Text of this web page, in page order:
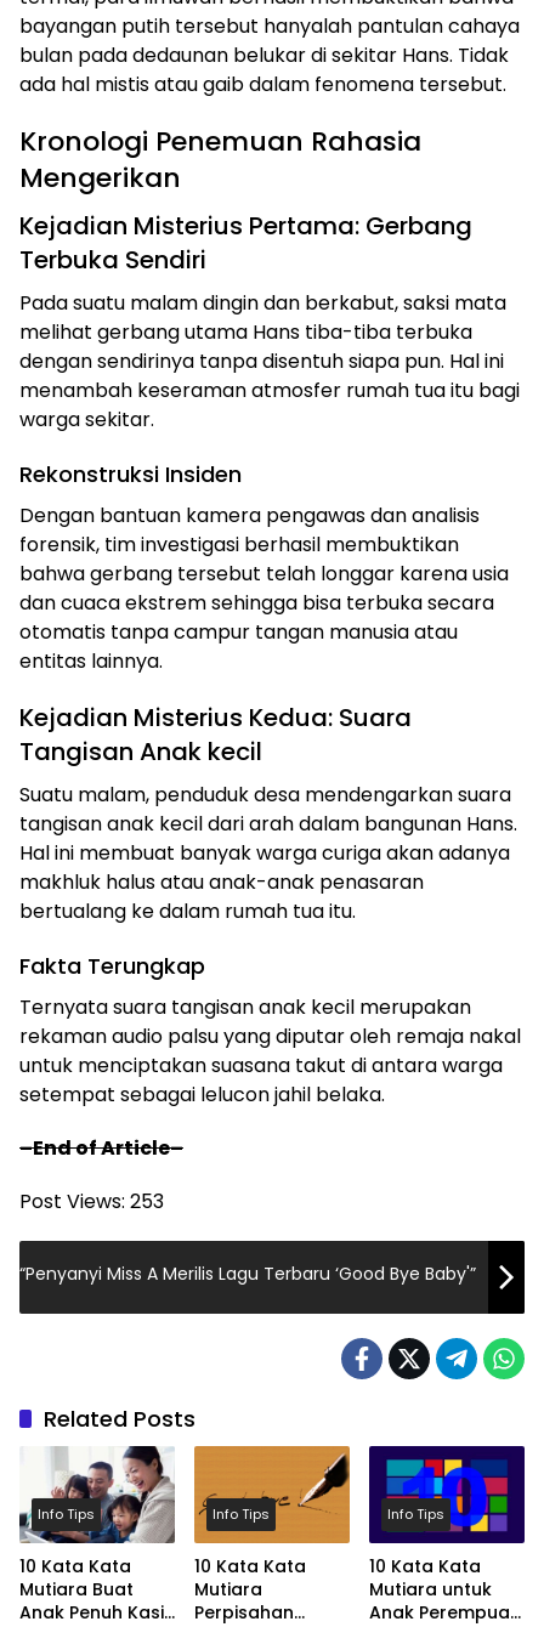
bayangan putih tersebut hanyalah pantulan cahaya
bulan pada dedaunan belukar di sekitar Hans. Tidak
ada hal mistis atau gaib dalam fenomena tersebut.
Kronologi Penemuan Rahasia
Mengerikan
Kejadian Misterius Pertama: Gerbang
Terbuka Sendiri
Pada suatu malam dingin dan berkabut, saksi mata
melihat gerbang utama Hans tiba-tiba terbuka
dengan sendirinya tanpa disentuh siapa pun. Hal ini
menambah keseraman atmosfer rumah tua itu bagi
warga sekitar.
Rekonstruksi Insiden
Dengan bantuan kamera pengawas dan analisis
forensik, tim investigasi berhasil membuktikan
bahwa gerbang tersebut telah longgar karena usia
dan cuaca ekstrem sehingga bisa terbuka secara
otomatis tanpa campur tangan manusia atau
entitas lainnya.
Kejadian Misterius Kedua: Suara
Tangisan Anak kecil
Suatu malam, penduduk desa mendengarkan suara
tangisan anak kecil dari arah dalam bangunan Hans.
Hal ini membuat banyak warga curiga akan adanya
makhluk halus atau anak-anak penasaran
bertualang ke dalam rumah tua itu.
Fakta Terungkap
Ternyata suara tangisan anak kecil merupakan
rekaman audio palsu yang diputar oleh remaja nakal
untuk menciptakan suasana takut di antara warga
setempat sebagai lelucon jahil belaka.
–End of Article–
Post Views: 253
“Penyanyi Miss A Merilis Lagu Terbaru ‘Good Bye Baby'”
Related Posts
Info Tips
10 Kata Kata
Mutiara Buat
Anak Penuh Kasih
Info Tips
10 Kata Kata
Mutiara
Perpisahan
Info Tips
10 Kata Kata
Mutiara untuk
Anak Perempuan